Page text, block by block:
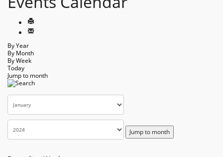
By Year
By Month
By Week
Today
Jump to month
Jump to month